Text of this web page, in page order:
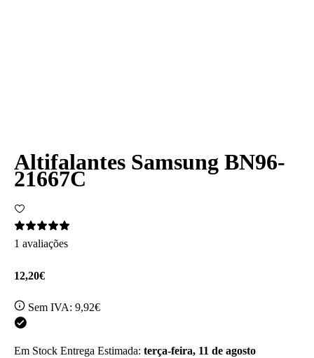
Altifalantes Samsung BN96-
21667C
1 avaliações
12,20€
Sem IVA: 9,92€
Em Stock Entrega Estimada: terça-feira, 11 de agosto